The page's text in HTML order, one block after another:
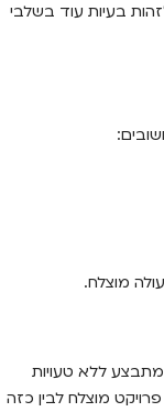
בעיות עוד בשלבי
מוצלח.
מתבצע ללא טעויות
מוצלח לבין כזה